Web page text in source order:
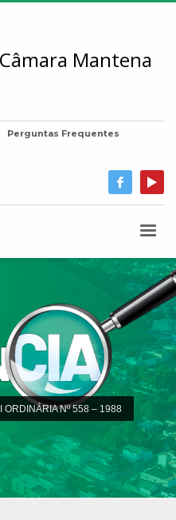
Perguntas Frequentes
ORDINÁRIA Nº 558 – 1988